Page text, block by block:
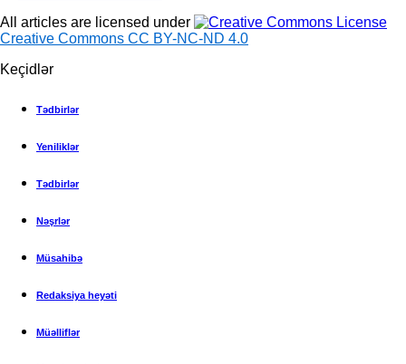
All articles are licensed under
Creative Commons CC BY-NC-ND 4.0
Keçidlər
Tədbirlər
Yeniliklər
Tədbirlər
Nəşrlər
Müsahibə
Redaksiya heyəti
Müəlliflər